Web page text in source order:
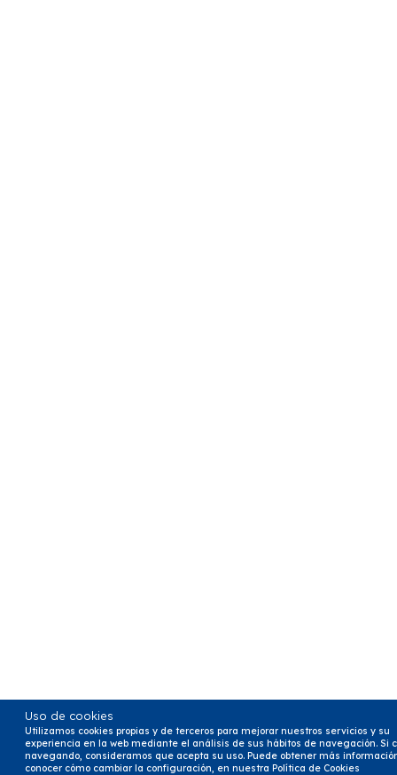
Uso de cookies
Utilizamos cookies propias y de terceros para mejorar nuestros servicios y su
experiencia en la web mediante el análisis de sus hábitos de navegación. Si
navegando, consideramos que acepta su uso. Puede obtener más
conocer cómo cambiar la configuración, en nuestra Política de Cookies